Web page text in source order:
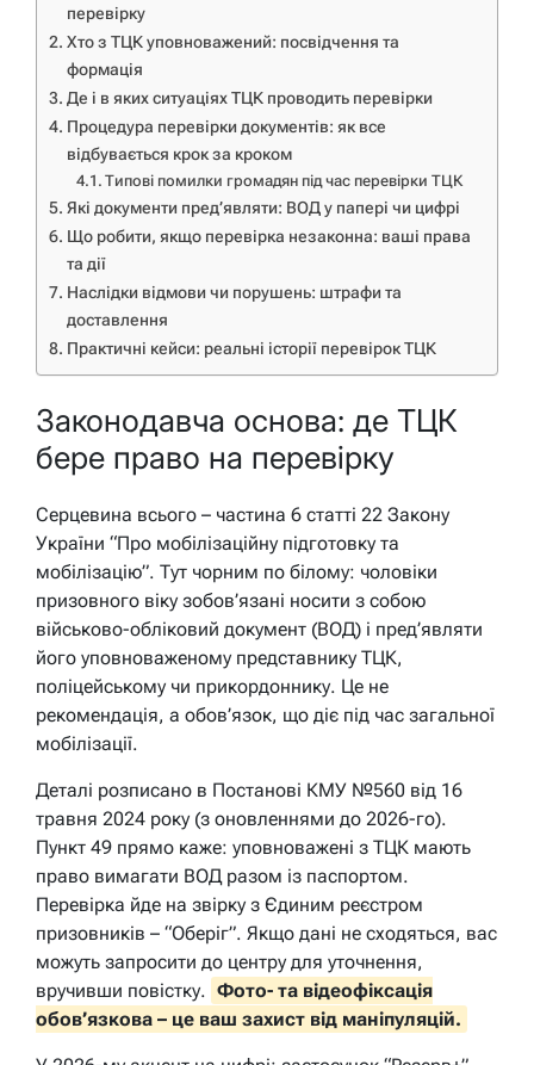
перевірку
Хто з ТЦК уповноважений: посвідчення та
формація
Де і в яких ситуаціях ТЦК проводить перевірки
Процедура перевірки документів: як все
відбувається крок за кроком
Типові помилки громадян під час перевірки ТЦК
Які документи пред’являти: ВОД у папері чи цифрі
Що робити, якщо перевірка незаконна: ваші права
та дії
Наслідки відмови чи порушень: штрафи та
доставлення
Практичні кейси: реальні історії перевірок ТЦК
Законодавча основа: де ТЦК
бере право на перевірку
Серцевина всього – частина 6 статті 22 Закону
України “Про мобілізаційну підготовку та
мобілізацію”. Тут чорним по білому: чоловіки
призовного віку зобов’язані носити з собою
військово-обліковий документ (ВОД) і пред’являти
його уповноваженому представнику ТЦК,
поліцейському чи прикордоннику. Це не
рекомендація, а обов’язок, що діє під час загальної
мобілізації.
Деталі розписано в Постанові КМУ №560 від 16
травня 2024 року (з оновленнями до 2026-го).
Пункт 49 прямо каже: уповноважені з ТЦК мають
право вимагати ВОД разом із паспортом.
Перевірка йде на звірку з Єдиним реєстром
призовників – “Оберіг”. Якщо дані не сходяться, вас
можуть запросити до центру для уточнення,
вручивши повістку. Фото- та відеофіксація
обов’язкова – це ваш захист від маніпуляцій.